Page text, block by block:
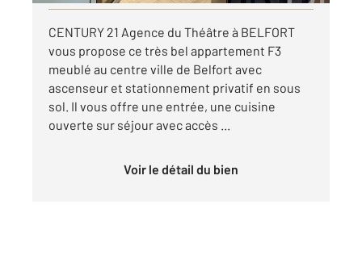
CENTURY 21 Agence du Théâtre à BELFORT
vous propose ce très bel appartement F3
meublé au centre ville de Belfort avec
ascenseur et stationnement privatif en sous
sol. Il vous offre une entrée, une cuisine
ouverte sur séjour avec accès ...
Voir le détail du bien